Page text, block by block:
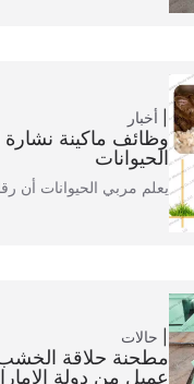
أخبار
وظائف ماكينة
الحيوانات
يعلم مربي الحيوانات أن
حالات
عميل من دولة